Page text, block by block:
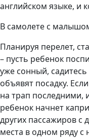
английском языке, и
В самолете с
Планируя перелет,
– пусть ребенок
уже сонный, садитесь
объявят посадку.
на трап последними,
ребенок начнет
других пассажиров с
места в одном ряду